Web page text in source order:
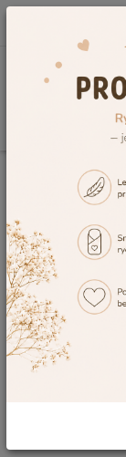
Vše do postýlky
polštářkem Dětský
Dětské
Dětský
Akce TOP produkt